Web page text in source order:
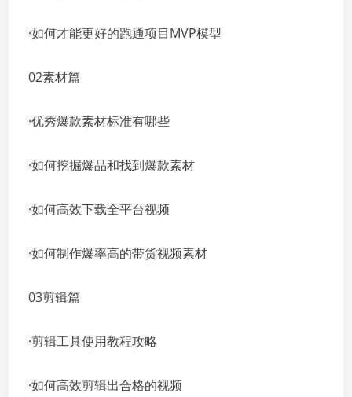
·如何才能更好的跑通项目MVP模型
02素材篇
·优秀爆款素材标准有哪些
·如何挖掘爆品和找到爆款素材
·如何高效下载全平台视频
·如何制作爆率高的带货视频素材
03剪辑篇
·剪辑工具使用教程攻略
·如何高效剪辑出合格的视频